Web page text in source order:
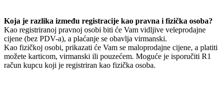
Koja je razlika između registracije kao pravna i fizička osoba?
Kao registriranoj pravnoj osobi biti će Vam vidljive veleprodajne
cijene (bez PDV-a), a plaćanje se obavlja virmanski.
Kao fizičkoj osobi, prikazati će Vam se maloprodajne cijene, a platiti
možete karticom, virmanski ili pouzećem. Moguće je isporučiti R1
račun kupcu koji je registriran kao fizička osoba.